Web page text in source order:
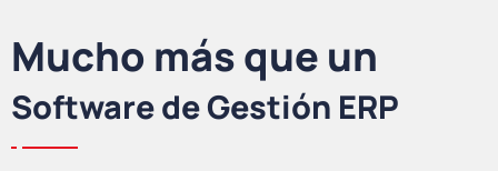
Mucho más que un
Software de Gestión ERP